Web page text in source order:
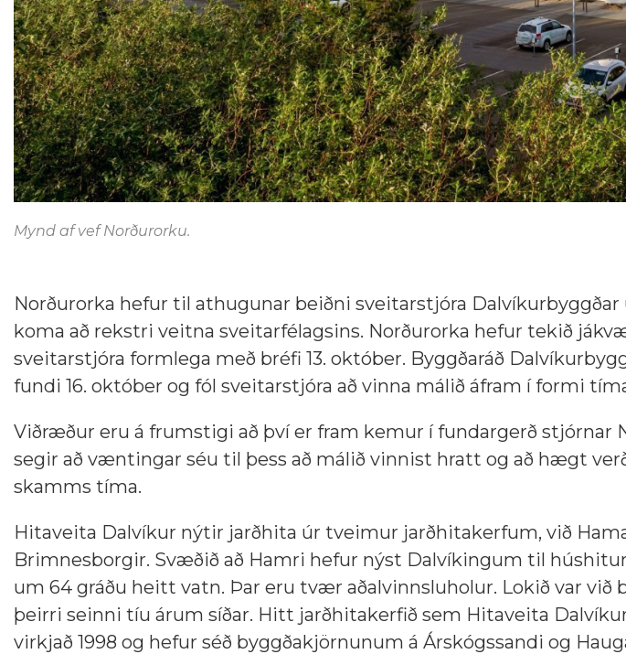
Mynd af vef Norðurorku.
Norðurorka hefur til athugunar beiðni sveitarstjóra Dalvíkurbyggðar
koma að rekstri veitna sveitarfélagsins. Norðurorka hefur tekið
sveitarstjóra formlega með bréfi 13. október. Byggðaráð
fundi 16. október og fól sveitarstjóra að vinna málið áfram í formi
Viðræður eru á frumstigi að því er fram kemur í fundargerð stjórnar
segir að væntingar séu til þess að málið vinnist hratt og að hægt
skamms tíma.
Hitaveita Dalvíkur nýtir jarðhita úr tveimur jarðhitakerfum, við
Brimnesborgir. Svæðið að Hamri hefur nýst Dalvíkingum til
um 64 gráðu heitt vatn. Þar eru tvær aðalvinnsluholur. Lokið var við
þeirri seinni tíu árum síðar. Hitt jarðhitakerfið sem Hitaveita
virkjað 1998 og hefur séð byggðakjörnunum á Árskógssandi og